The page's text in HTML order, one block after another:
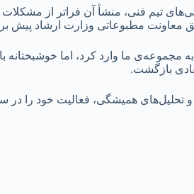
تیم فنی، منشأ آن فراتر از
معاونت مطبوعاتی وزارت ارشاد پیش
ما وارد کرد، اما خوشبختانه
بازگشت.
و تحلیل‌های همیشگی، فعالیت خود را